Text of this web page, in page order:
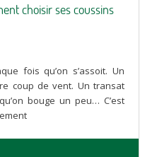
choisir ses coussins
fois qu’on s’assoit. Un
coup de vent. Un transat
bouge un peu… C’est